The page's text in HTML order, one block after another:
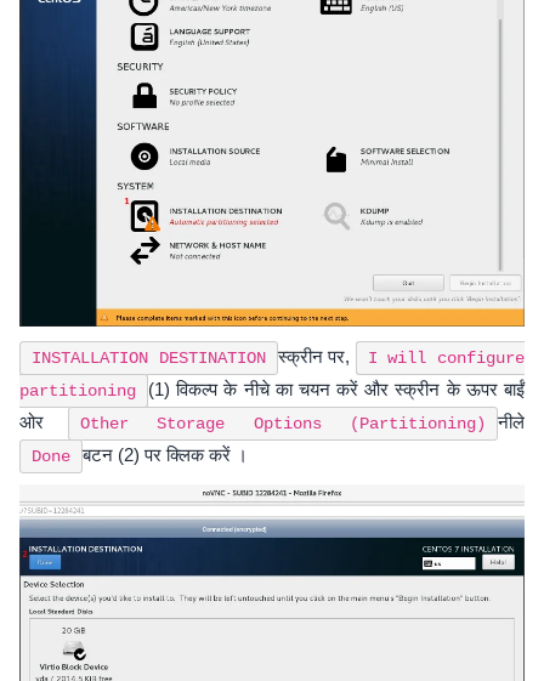
INSTALLATION DESTINATION स्क्रीन पर,
I will configure
partitioning
(1) विकल्प के नीचे का चयन करें और स्क्रीन के ऊपर बाईं
ओर
Other Storage Options (Partitioning) नीले
Done बटन (2) पर क्लिक करें ।